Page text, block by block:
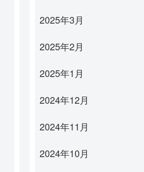
2025年3月
2025年2月
2025年1月
2024年12月
2024年11月
2024年10月